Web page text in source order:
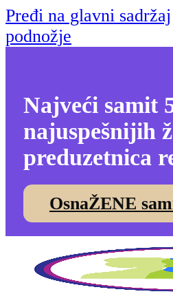
Pređi na glavni sadržaj
podnožje
Najveći samit
najuspešnijih
preduzetnica
OsnaŽENE